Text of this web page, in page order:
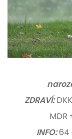
ZDRAVÍ:
MDR
INFO:64